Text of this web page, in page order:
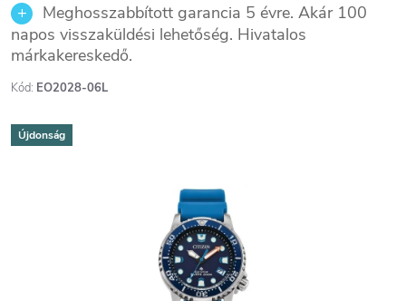
Meghosszabbított garancia 5 évre. Akár 100
napos visszaküldési lehetőség. Hivatalos
márkakereskedő.
Kód: EO2028-06L
Újdonság